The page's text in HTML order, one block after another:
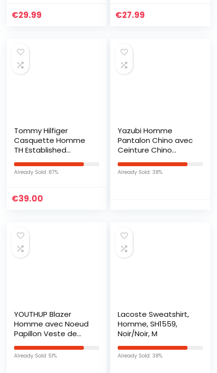
€29.99
réglable
€27.99
Tommy Hilfiger
Casquette Homme
TH Established
Baseball, Noir (Black),
Already Sold: 87%
€39.00
Yazubi Homme
Pantalon Chino avec
Ceinture Chino
Homme Slim Garcon,
Already Sold: 38%
YOUTHUP Blazer
Homme avec Noeud
Papillon Veste de
avec Un Bouton
Already Sold: 51%
Lacoste Sweatshirt,
Homme, SH1559,
Noir/Noir, M
Already Sold: 38%